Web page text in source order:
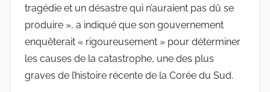
tragédie et un désastre qui n’auraient pas dû se
produire », a indiqué que son gouvernement
enquêterait « rigoureusement » pour déterminer
les causes de la catastrophe, une des plus
graves de l’histoire récente de la Corée du Sud.